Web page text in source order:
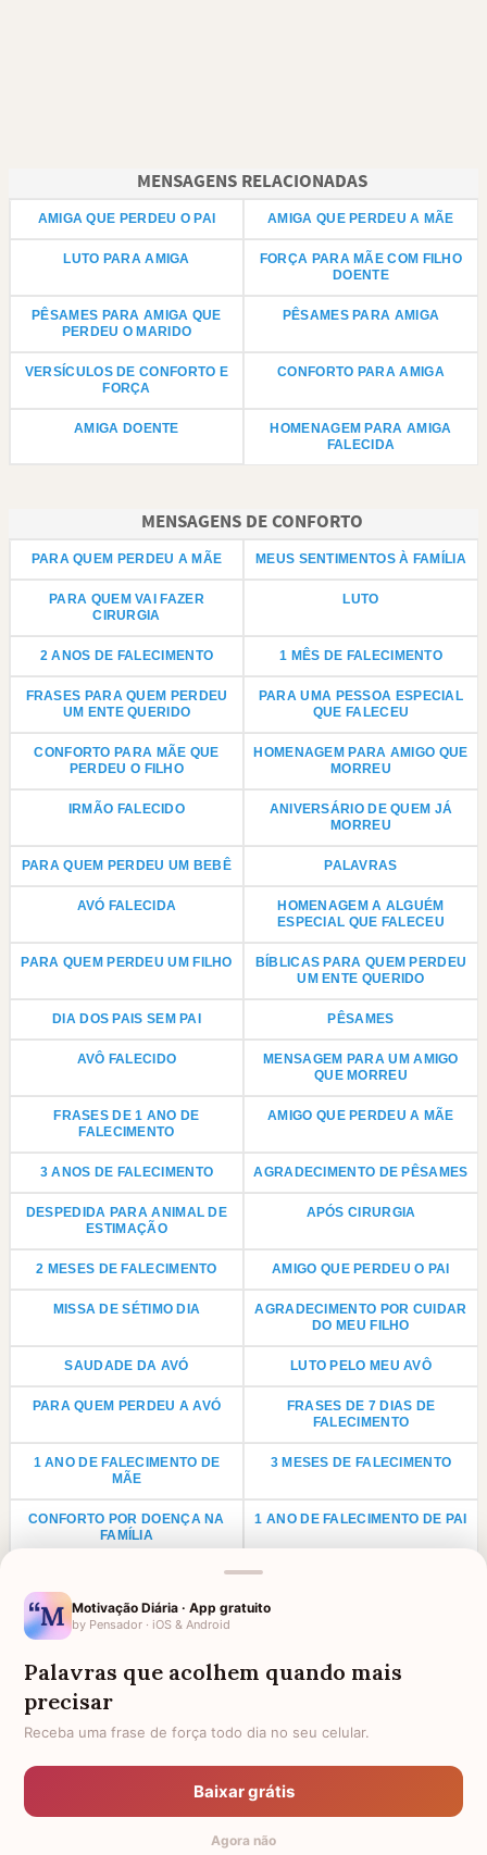
MENSAGENS RELACIONADAS
AMIGA QUE PERDEU O PAI AMIGA QUE PERDEU A MÃE
LUTO PARA AMIGA
FORÇA PARA MÃE COM FILHO
DOENTE
PÊSAMES PARA AMIGA QUE
PERDEU O MARIDO
PÊSAMES PARA AMIGA
VERSÍCULOS DE CONFORTO E
FORÇA
CONFORTO PARA AMIGA
AMIGA DOENTE
HOMENAGEM PARA AMIGA
FALECIDA
MENSAGENS DE CONFORTO
PARA QUEM PERDEU A MÃE MEUS SENTIMENTOS À FAMÍLIA
PARA QUEM VAI FAZER
CIRURGIA
LUTO
2 ANOS DE FALECIMENTO 1 MÊS DE FALECIMENTO
FRASES PARA QUEM PERDEU
UM ENTE QUERIDO
PARA UMA PESSOA ESPECIAL
QUE FALECEU
CONFORTO PARA MÃE QUE
PERDEU O FILHO
HOMENAGEM PARA AMIGO QUE
MORREU
IRMÃO FALECIDO
ANIVERSÁRIO DE QUEM JÁ
MORREU
PARA QUEM PERDEU UM BEBÊ PALAVRAS
AVÓ FALECIDA
HOMENAGEM A ALGUÉM
ESPECIAL QUE FALECEU
PARA QUEM PERDEU UM FILHO
BÍBLICAS PARA QUEM PERDEU
UM ENTE QUERIDO
DIA DOS PAIS SEM PAI PÊSAMES
AVÔ FALECIDO
MENSAGEM PARA UM AMIGO
QUE MORREU
FRASES DE 1 ANO DE
FALECIMENTO
AMIGO QUE PERDEU A MÃE
3 ANOS DE FALECIMENTO AGRADECIMENTO DE PÊSAMES
DESPEDIDA PARA ANIMAL DE
ESTIMAÇÃO
APÓS CIRURGIA
2 MESES DE FALECIMENTO AMIGO QUE PERDEU O PAI
MISSA DE SÉTIMO DIA
AGRADECIMENTO POR CUIDAR
DO MEU FILHO
SAUDADE DA AVÓ LUTO PELO MEU AVÔ
PARA QUEM PERDEU A AVÓ
FRASES DE 7 DIAS DE
FALECIMENTO
1 ANO DE FALECIMENTO DE
MÃE
3 MESES DE FALECIMENTO
CONFORTO POR DOENÇA NA
FAMÍLIA
1 ANO DE FALECIMENTO DE PAI
LUTO POR UMA CRIANÇA
LUTO PARA TIA AGRADECIMENTO PARA PADRE
FRASES DE LUTO PARA UM
ANJINHO
FRASES E MENSAGENS DE
CONFORTO DE DEUS PARA
QUEM PERDEU ALGUÉM
HOMENAGEM A FILHO FALECIDO
TODAS AS CATEGORIAS
Motivação Diária · App gratuito
by Pensador · iOS & Android
Palavras que acolhem quando mais
precisar
Receba uma frase de força todo dia no seu celular.
Baixar grátis
Agora não